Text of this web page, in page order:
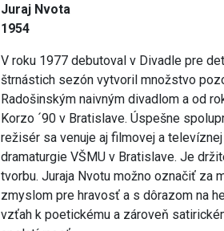
Juraj Nvota
1954
V roku 1977 debutoval v Divadle pre
štrnástich sezón vytvoril množstvo
Radošinským naivným divadlom a od
Korzo ´90 v Bratislave. Úspešne
režisér sa venuje aj filmovej a
dramaturgie VŠMU v Bratislave. Je
tvorbu. Juraja Nvotu možno označiť za
zmyslom pre hravosť a s dôrazom na
vzťah k poetickému a zároveň